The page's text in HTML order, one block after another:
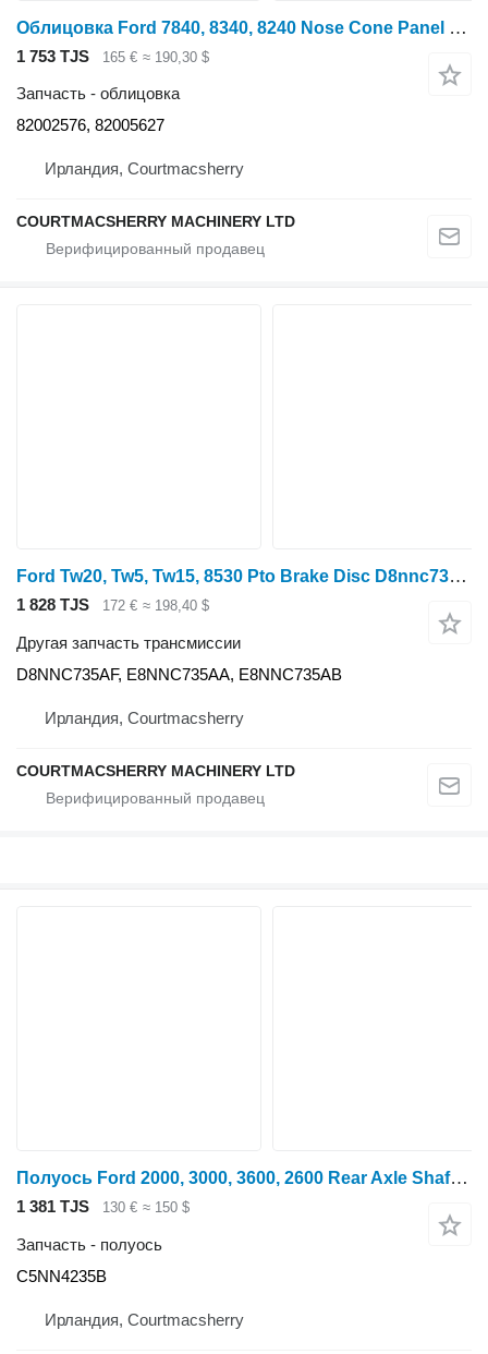
Облицовка Ford 7840, 8340, 8240 Nose Cone Panel 82005627, 82002576 для трактора колесного Ford 7840, 8240, 8340
1 753 TJS 165 € ≈ 190,30 $
Запчасть - облицовка
82002576, 82005627
Ирландия, Courtmacsherry
COURTMACSHERRY MACHINERY LTD
Ford Tw20, Tw5, Tw15, 8530 Pto Brake Disc D8nnc735af, E8nnc735aa, E8n D8NNC735AF для трактора колесного
1 828 TJS 172 € ≈ 198,40 $
Другая запчасть трансмиссии
D8NNC735AF, E8NNC735AA, E8NNC735AB
Ирландия, Courtmacsherry
COURTMACSHERRY MACHINERY LTD
Полуось Ford 2000, 3000, 3600, 2600 Rear Axle Shaft , C5nn4244a, D7n C5NN4235B для трактора колесного
1 381 TJS 130 € ≈ 150 $
Запчасть - полуось
C5NN4235B
Ирландия, Courtmacsherry